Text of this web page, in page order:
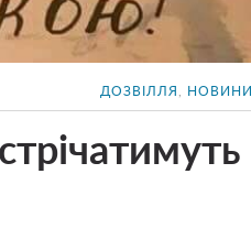
ДОЗВІЛЛЯ НОВИНИ